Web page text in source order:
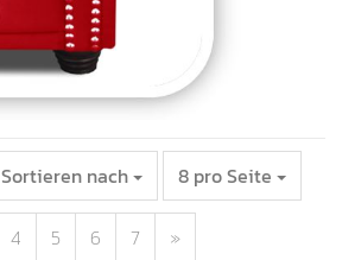
Sortieren nach 8 pro Seite
4 5 6 7 »